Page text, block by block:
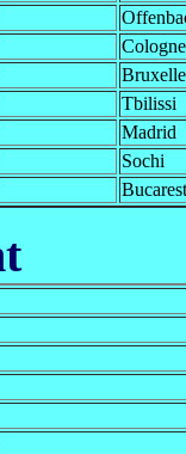
Cologne
Tbilissi
Madrid
Sochi